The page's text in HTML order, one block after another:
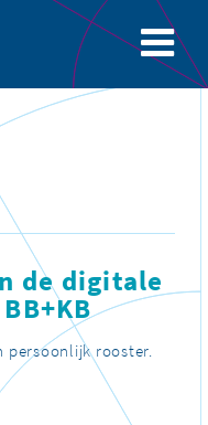
de digitale
persoonlijk rooster.